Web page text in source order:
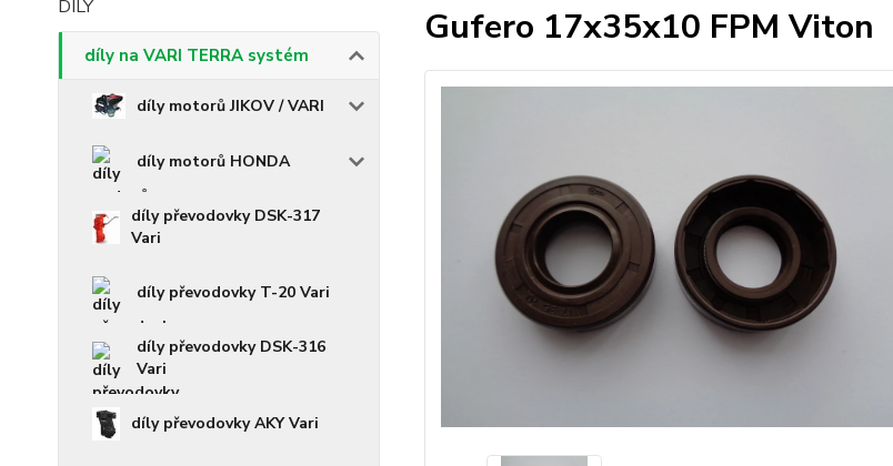
díly na VARI TERRA systém
díly motorů JIKOV / VARI
díly motorů HONDA
díly převodovky DSK-317
Vari
díly převodovky T-20 Vari
díly převodovky DSK-316
Vari
díly převodovky AKY Vari
Gufero 17x35x10 FPM Viton